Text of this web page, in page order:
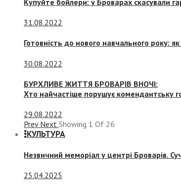
31.08.2022
Готовність до нового навчального року:
30.08.2022
БУРХЛИВЕ ЖИТТЯ БРОВАРІВ ВНОЧІ:
Хто найчастіше порушує комендантську
29.08.2022
Prev Next Showing 1 Of 26
КУЛЬТУРА
Незвичний меморіал у центрі Броварів.
25.04.2025